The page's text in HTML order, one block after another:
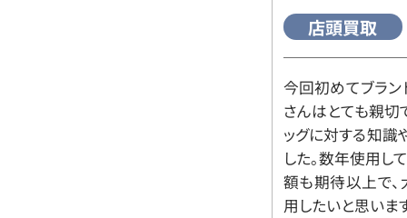
店頭買取
今回初めてブラン
さんはとても親切
ッグに対する知識
した。数年使用し
額も期待以上で、
用したいと思いま